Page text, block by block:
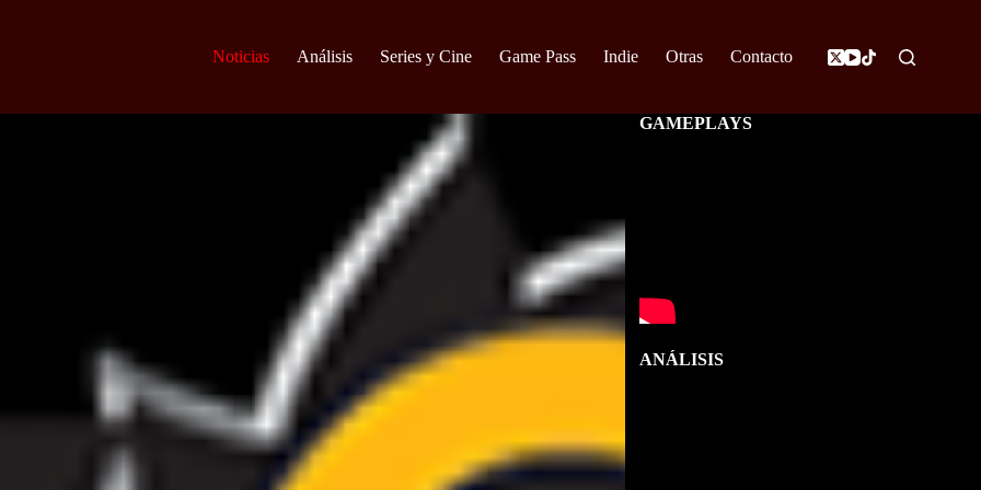
Noticias Análisis Series y Cine Game Pass Indie Otras Contacto
GAMEPLAYS
ANÁLISIS